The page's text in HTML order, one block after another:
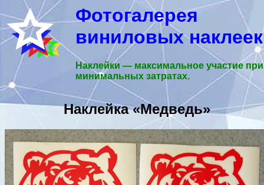
Фотогалерея
виниловых наклеек
Наклейки — максимальное участие при
минимальных затратах.
Наклейка «Медведь»